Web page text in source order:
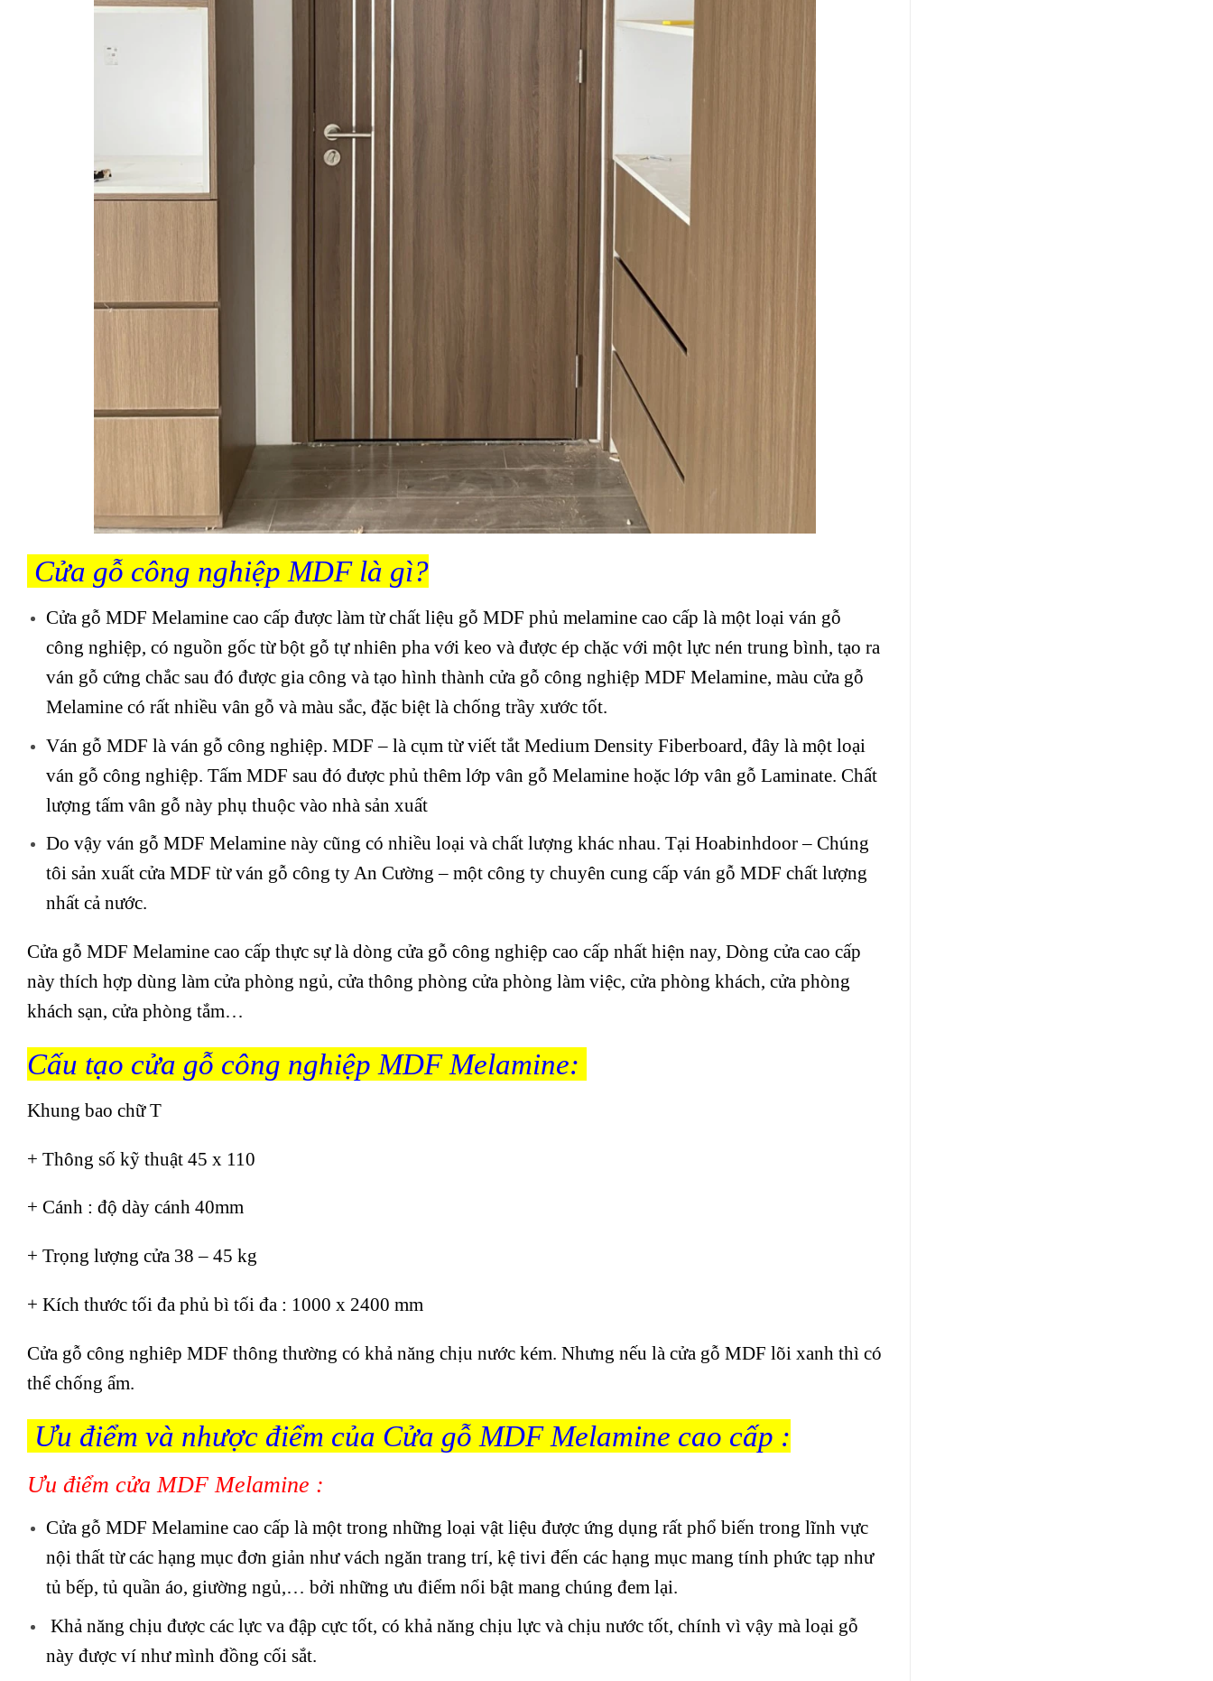
Cửa gỗ công nghiệp MDF là gì?
Cửa gỗ MDF Melamine cao cấp được làm từ chất liệu gỗ MDF phủ melamine cao cấp là một loại ván gỗ
công nghiệp, có nguồn gốc từ bột gỗ tự nhiên pha với keo và được ép chặc với một lực nén trung bình, tạo ra
ván gỗ cứng chắc sau đó được gia công và tạo hình thành cửa gỗ công nghiệp MDF Melamine, màu cửa gỗ
Melamine có rất nhiều vân gỗ và màu sắc, đặc biệt là chống trầy xước tốt.
Ván gỗ MDF là ván gỗ công nghiệp. MDF – là cụm từ viết tắt Medium Density Fiberboard, đây là một loại
ván gỗ công nghiệp. Tấm MDF sau đó được phủ thêm lớp vân gỗ Melamine hoặc lớp vân gỗ Laminate. Chất
lượng tấm vân gỗ này phụ thuộc vào nhà sản xuất
Do vậy ván gỗ MDF Melamine này cũng có nhiều loại và chất lượng khác nhau. Tại Hoabinhdoor – Chúng
tôi sản xuất cửa MDF từ ván gỗ công ty An Cường – một công ty chuyên cung cấp ván gỗ MDF chất lượng
nhất cả nước.
Cửa gỗ MDF Melamine cao cấp thực sự là dòng cửa gỗ công nghiệp cao cấp nhất hiện nay, Dòng cửa cao cấp
này thích hợp dùng làm cửa phòng ngủ, cửa thông phòng cửa phòng làm việc, cửa phòng khách, cửa phòng
khách sạn, cửa phòng tắm…
Cấu tạo cửa gỗ công nghiệp MDF Melamine:
Khung bao chữ T
+ Thông số kỹ thuật 45 x 110
+ Cánh : độ dày cánh 40mm
+ Trọng lượng cửa 38 – 45 kg
+ Kích thước tối đa phủ bì tối đa : 1000 x 2400 mm
Cửa gỗ công nghiêp MDF thông thường có khả năng chịu nước kém. Nhưng nếu là cửa gỗ MDF lõi xanh thì có
thể chống ẩm.
Ưu điểm và nhược điểm của Cửa gỗ MDF Melamine cao cấp :
Ưu điểm cửa MDF Melamine :
Cửa gỗ MDF Melamine cao cấp là một trong những loại vật liệu được ứng dụng rất phổ biến trong lĩnh vực
nội thất từ các hạng mục đơn giản như vách ngăn trang trí, kệ tivi đến các hạng mục mang tính phức tạp như
tủ bếp, tủ quần áo, giường ngủ,… bởi những ưu điểm nổi bật mang chúng đem lại.
Khả năng chịu được các lực va đập cực tốt, có khả năng chịu lực và chịu nước tốt, chính vì vậy mà loại gỗ
này được ví như mình đồng cối sắt.